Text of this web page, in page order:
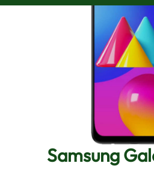
Samsung